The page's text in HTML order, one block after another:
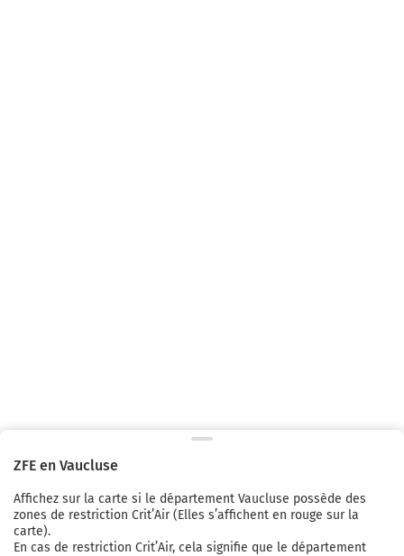
ZFE en Vaucluse
Affichez sur la carte si le département Vaucluse possède des
zones de restriction Crit’Air (Elles s’affichent en rouge sur la
carte).
En cas de restriction Crit’Air, cela signifie que le département